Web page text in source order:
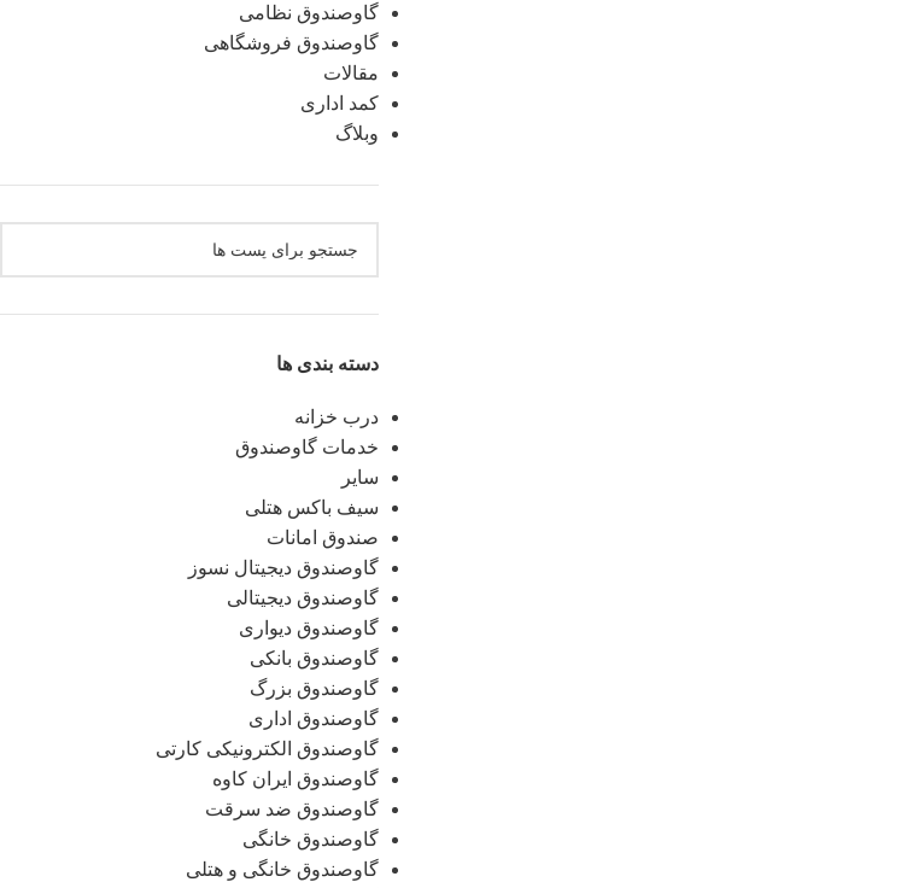
گاوصندوق نظامی
گاوصندوق فروشگاهی
مقالات
کمد اداری
وبلاگ
دسته بندی ها
درب خزانه
خدمات گاوصندوق
سایر
سیف باکس هتلی
صندوق امانات
گاوصندوق دیجیتال نسوز
گاوصندوق دیجیتالی
گاوصندوق دیواری
گاوصندوق بانکی
گاوصندوق بزرگ
گاوصندوق اداری
گاوصندوق الکترونیکی کارتی
گاوصندوق ایران کاوه
گاوصندوق ضد سرقت
گاوصندوق خانگی
گاوصندوق خانگی و هتلی